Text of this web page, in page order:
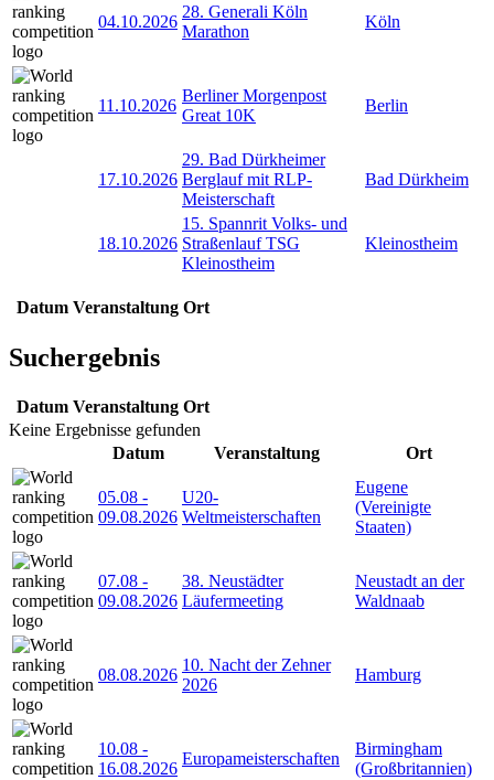
04.10.2026
28. Generali Köln
Marathon
Köln
11.10.2026
Berliner Morgenpost
Great 10K
Berlin
17.10.2026
29. Bad Dürkheimer
Berglauf mit RLP-
Meisterschaft
Bad Dürkheim
18.10.2026
15. Spannrit Volks- und
Straßenlauf TSG
Kleinostheim
Kleinostheim
Datum Veranstaltung Ort
Suchergebnis
Datum Veranstaltung Ort
Keine Ergebnisse gefunden
Datum
Veranstaltung Ort
05.08 -
09.08.2026
U20-
Weltmeisterschaften
Eugene
(Vereinigte
Staaten)
07.08 -
09.08.2026
38. Neustädter
Läufermeeting
Neustadt an der
Waldnaab
08.08.2026
10. Nacht der Zehner
2026
Hamburg
10.08 -
16.08.2026
Europameisterschaften
Birmingham
(Großbritannien)